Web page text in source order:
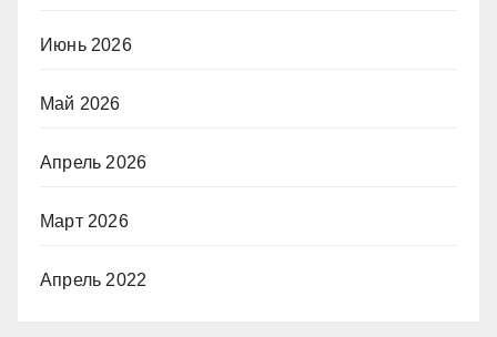
Июнь 2026
Май 2026
Апрель 2026
Март 2026
Апрель 2022